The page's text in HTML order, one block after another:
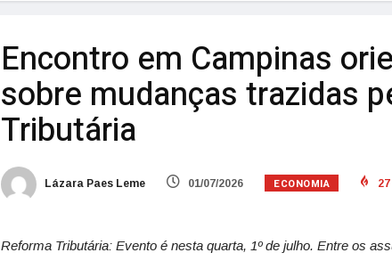
Encontro em Campinas
sobre mudanças trazidas
Tributária
Lázara Paes Leme 01/07/2026 ECONOMIA 27
Reforma Tributária: Evento é nesta quarta, 1º de julho. Entre os